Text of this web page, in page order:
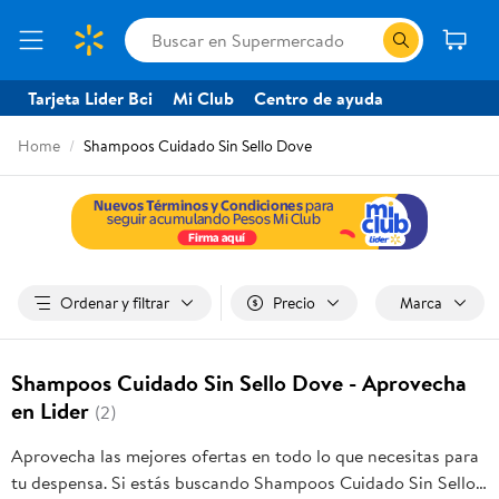
Tarjeta Lider Bci Mi Club Centro de ayuda
Home Shampoos Cuidado Sin Sello Dove
Ordenar y filtrar Precio Marca
Shampoos Cuidado Sin Sello Dove - Aprovecha
en Lider (2)
Aprovecha las mejores ofertas en todo lo que necesitas para
tu despensa. Si estás buscando Shampoos Cuidado Sin Sello